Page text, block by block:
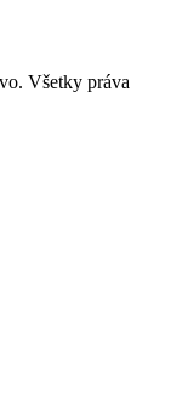
Všetky práva